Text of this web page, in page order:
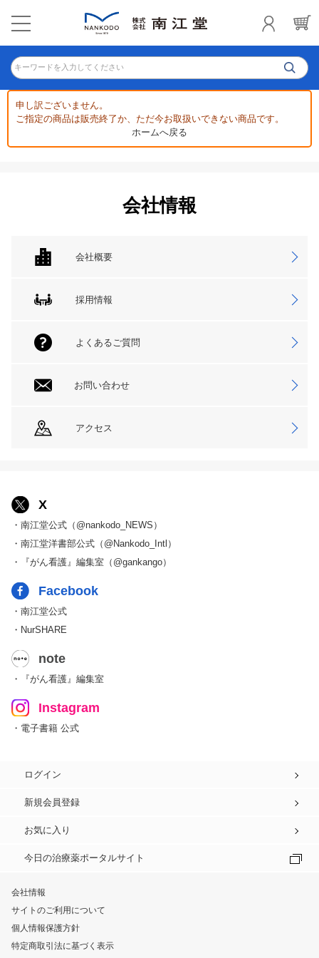
キーワードを入力してください
申し訳ございません。
ご指定の商品は販売終了か、ただ今お取扱いできない商品です。
ホームへ戻る
会社情報
会社概要
採用情報
よくあるご質問
お問い合わせ
アクセス
X
・南江堂公式（@nankodo_NEWS）
・南江堂洋書部公式（@Nankodo_Intl）
・『がん看護』編集室（@gankango）
Facebook
・南江堂公式
・NurSHARE
note
・『がん看護』編集室
Instagram
・電子書籍 公式
ログイン
新規会員登録
お気に入り
今日の治療薬ポータルサイト
会社情報
サイトのご利用について
個人情報保護方針
特定商取引法に基づく表示